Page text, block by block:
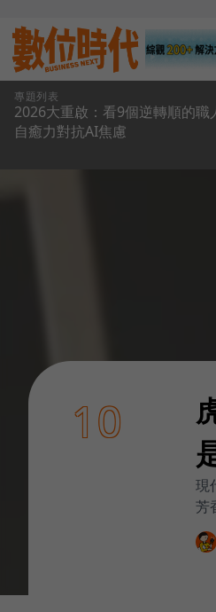
專題列表
2026大重啟：看9個逆轉順的職
自癒力對抗AI焦慮
商
53萬「不正常油土
伯」的人生豪賭！捨
10
現
芳